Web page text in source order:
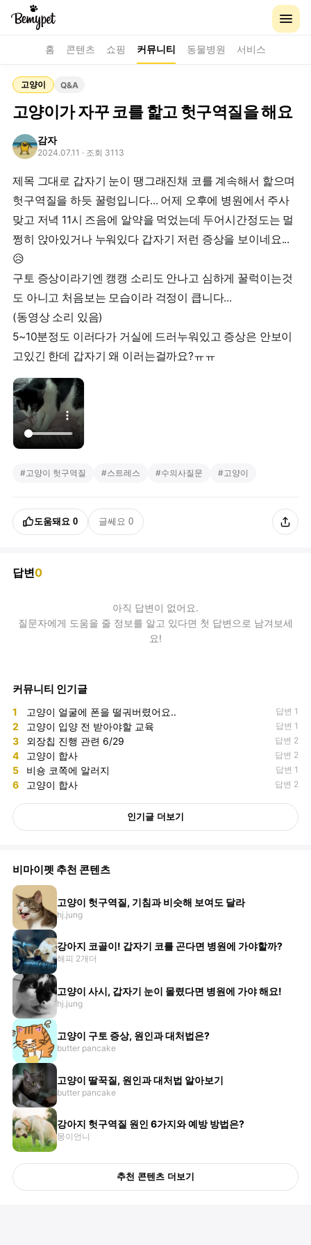
홈 콘텐츠 쇼핑 커뮤니티 동물병원 서비스
고양이 Q&A
고양이가 자꾸 코를 핥고 헛구역질을 해요
감자
2024.07.11 · 조회 3113
제목 그대로 갑자기 눈이 땡그래진채 코를 계속해서 핥으며
헛구역질을 하듯 꿀렁입니다... 어제 오후에 병원에서 주사
맞고 저녁 11시 즈음에 알약을 먹었는데 두어시간정도는 멀
쩡히 앉아있거나 누워있다 갑자기 저런 증상을 보이네요...
😥
구토 증상이라기엔 캥캥 소리도 안나고 심하게 꿀럭이는것
도 아니고 처음보는 모습이라 걱정이 큽니다...
(동영상 소리 있음)
5~10분정도 이러다가 거실에 드러누워있고 증상은 안보이
고있긴 한데 갑자기 왜 이러는걸까요?ㅠㅠ
# 고양이 헛구역질 #스트레스 #수의사질문 # 고양이
도움돼요 0 글쎄요 0
답변0
아직 답변이 없어요.
질문자에게 도움을 줄 정보를 알고 있다면 첫 답변으로 남겨보세
요!
커뮤니티 인기글
1 고양이 얼굴에 폰을 떨궈버렸어요.. 답변 1
2 고양이 입양 전 받아야할 교육 답변 1
3 외장칩 진행 관련 6/29 답변 2
4 고양이 합사 답변 2
5 비숑 코쪽에 알러지 답변 1
6 고양이 합사 답변 2
인기글 더보기
비마이펫 추천 콘텐츠
고양이 헛구역질, 기침과 비슷해 보여도 달라
hj.jung
강아지 코골이! 갑자기 코를 곤다면 병원에 가야할까?
해피 2개더
고양이 사시, 갑자기 눈이 몰렸다면 병원에 가야 해요!
hj.jung
고양이 구토 증상, 원인과 대처법은?
butter pancake
고양이 딸꾹질, 원인과 대처법 알아보기
butter pancake
강아지 헛구역질 원인 6가지와 예방 방법은?
몽이언니
추천 콘텐츠 더보기